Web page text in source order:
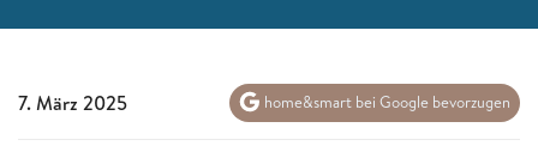
7. März 2025 home&smart bei Google bevorzugen